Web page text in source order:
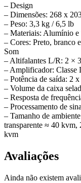
– Design
– Dimensões: 268 x
– Peso: 3,3 kg / 6,5 lb
– Materiais: Alumínio e
– Cores: Preto, branco
Som
– Altifalantes L/R: 2 ×
– Amplificador: Classe
– Potência de saída: 2
– Volume da caixa
– Resposta de
– Processamento de
– Tamanho de
transparente ≈ 40 kvm,
kvm
Avaliações
Ainda não existem